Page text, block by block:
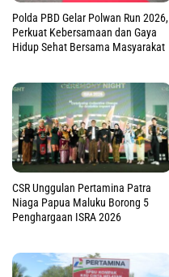
Polda PBD Gelar Polwan Run 2026,
Perkuat Kebersamaan dan Gaya
Hidup Sehat Bersama Masyarakat
CSR Unggulan Pertamina Patra
Niaga Papua Maluku Borong 5
Penghargaan ISRA 2026